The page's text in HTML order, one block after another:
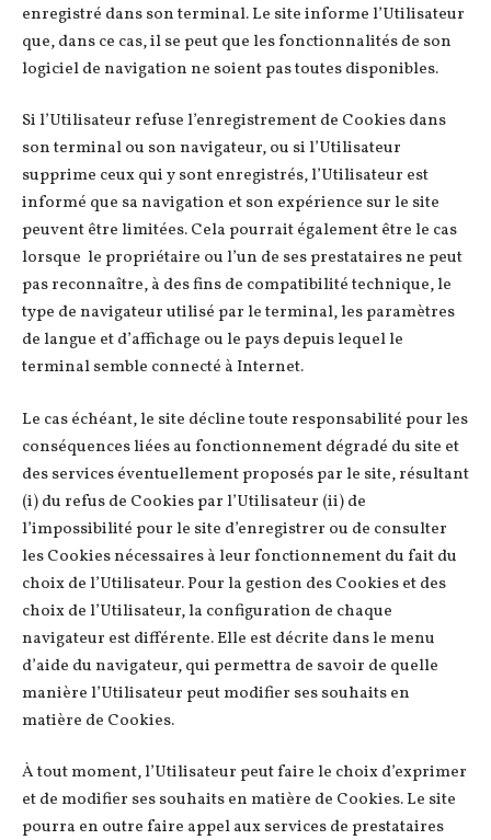
enregistré dans son terminal. Le site informe l’Utilisateur
que, dans ce cas, il se peut que les fonctionnalités de son
logiciel de navigation ne soient pas toutes disponibles.
Si l’Utilisateur refuse l’enregistrement de Cookies dans
son terminal ou son navigateur, ou si l’Utilisateur
supprime ceux qui y sont enregistrés, l’Utilisateur est
informé que sa navigation et son expérience sur le site
peuvent être limitées. Cela pourrait également être le cas
lorsque le propriétaire ou l’un de ses prestataires ne peut
pas reconnaître, à des fins de compatibilité technique, le
type de navigateur utilisé par le terminal, les paramètres
de langue et d’affichage ou le pays depuis lequel le
terminal semble connecté à Internet.
Le cas échéant, le site décline toute responsabilité pour les
conséquences liées au fonctionnement dégradé du site et
des services éventuellement proposés par le site, résultant
(i) du refus de Cookies par l’Utilisateur (ii) de
l’impossibilité pour le site d’enregistrer ou de consulter
les Cookies nécessaires à leur fonctionnement du fait du
choix de l’Utilisateur. Pour la gestion des Cookies et des
choix de l’Utilisateur, la configuration de chaque
navigateur est différente. Elle est décrite dans le menu
d’aide du navigateur, qui permettra de savoir de quelle
manière l’Utilisateur peut modifier ses souhaits en
matière de Cookies.
À tout moment, l’Utilisateur peut faire le choix d’exprimer
et de modifier ses souhaits en matière de Cookies. Le site
pourra en outre faire appel aux services de prestataires